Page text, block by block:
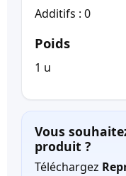
Additifs : 0
Poids
1 u
Vous
produit ?
Téléchargez